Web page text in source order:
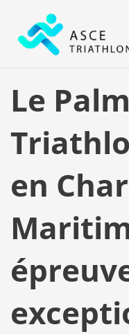
contenu
Le
en